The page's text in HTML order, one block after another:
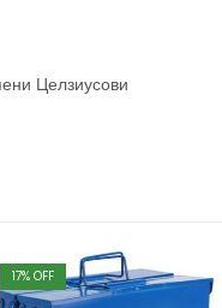
Целзиусови
17% OFF